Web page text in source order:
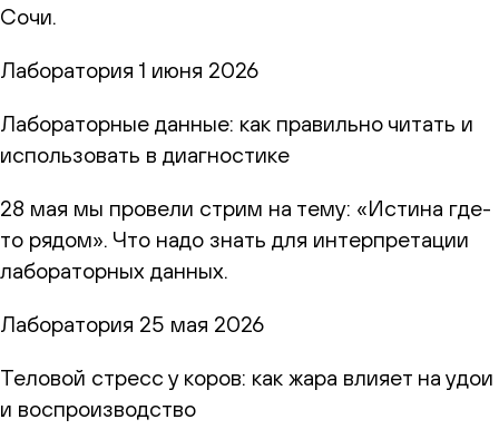
Сочи.
Лаборатория 1 июня 2026
Лабораторные данные: как правильно читать и
использовать в диагностике
28 мая мы провели стрим на тему: «Истина где-
то рядом». Что надо знать для интерпретации
лабораторных данных.
Лаборатория 25 мая 2026
Теловой стресс у коров: как жара влияет на удои
и воспроизводство